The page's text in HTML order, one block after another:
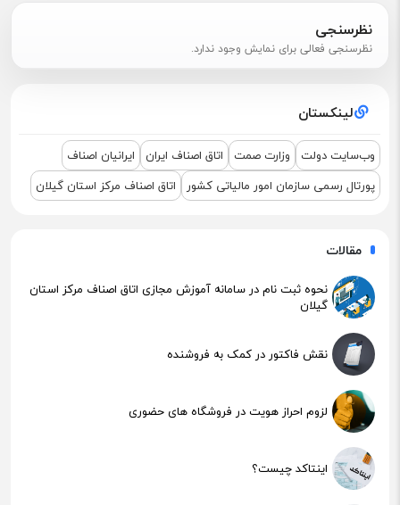
نشست مشترک درباره نمایشگاه ETEX+IGF 2025
نظرسنجی
نظرسنجی فعالی برای نمایش وجود ندارد.
لینکستان
وب‌سایت دولت وزارت صمت اتاق اصناف ایران
ایرانیان اصناف
پورتال رسمی سازمان امور مالیاتی کشور
اتاق اصناف مرکز استان گیلان
مقالات
نحوه ثبت نام در سامانه آموزش مجازی اتاق اصناف مرکز استان
گیلان
نقش فاکتور در کمک به فروشنده
لزوم احراز هویت در فروشگاه های حضوری
اینتاکد چیست؟